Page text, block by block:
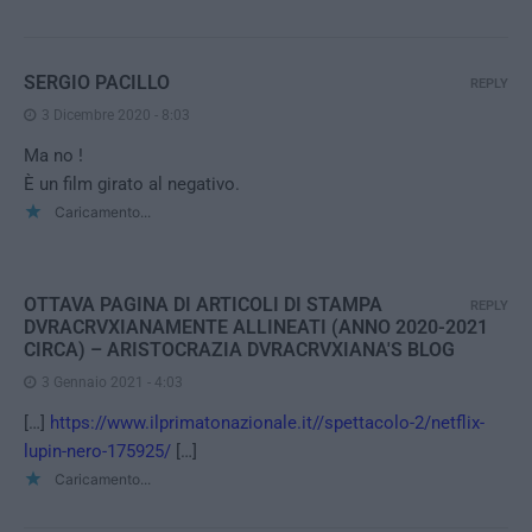
SERGIO PACILLO
3 Dicembre 2020 - 8:03
Ma no !
È un film girato al negativo.
Caricamento...
REPLY
OTTAVA PAGINA DI ARTICOLI DI STAMPA
DVRACRVXIANAMENTE ALLINEATI (ANNO 2020-2021
CIRCA) – ARISTOCRAZIA DVRACRVXIANA'S BLOG
3 Gennaio 2021 - 4:03
[…] https://www.ilprimatonazionale.it//spettacolo-2/netflix-
lupin-nero-175925/ […]
Caricamento...
REPLY